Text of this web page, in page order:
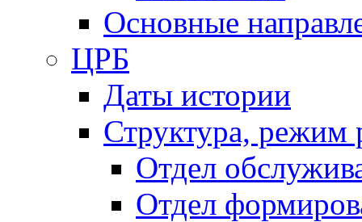
Основные
ЦРБ
Даты истории
Структура, режим
Отдел
Отдел